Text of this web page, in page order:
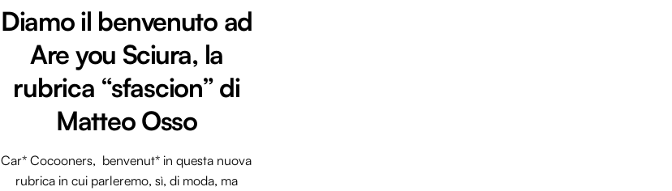
Diamo il benvenuto ad
Are you Sciura, la
rubrica “sfascion” di
Matteo Osso
Car* Cocooners, benvenut* in questa nuova
rubrica in cui parleremo, sì, di moda, ma